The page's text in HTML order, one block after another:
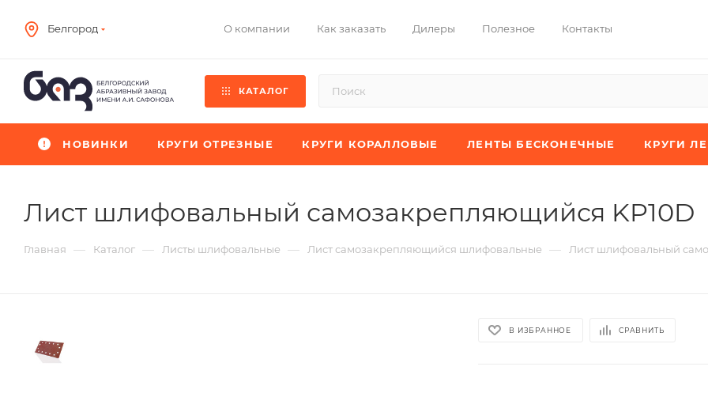
Белгород О компании Как заказать Дилеры Полезное Контакты
КАТАЛОГ
НОВИНКИ КРУГИ ОТРЕЗНЫЕ КРУГИ КОРАЛЛОВЫЕ ЛЕНТЫ БЕСКОНЕЧНЫЕ КРУГИ
Лист шлифовальный самозакрепляющийся KP10D
Главная — Каталог — Листы шлифовальные — Лист самозакрепляющийся шлифовальные — Лист шлифовальный
В ИЗБРАННОЕ СРАВНИТЬ